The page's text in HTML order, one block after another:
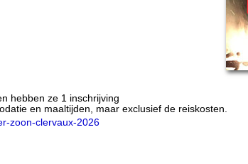
hebben ze 1 inschrijving
en maaltijden, maar exclusief de reiskosten.
zoon-clervaux-2026